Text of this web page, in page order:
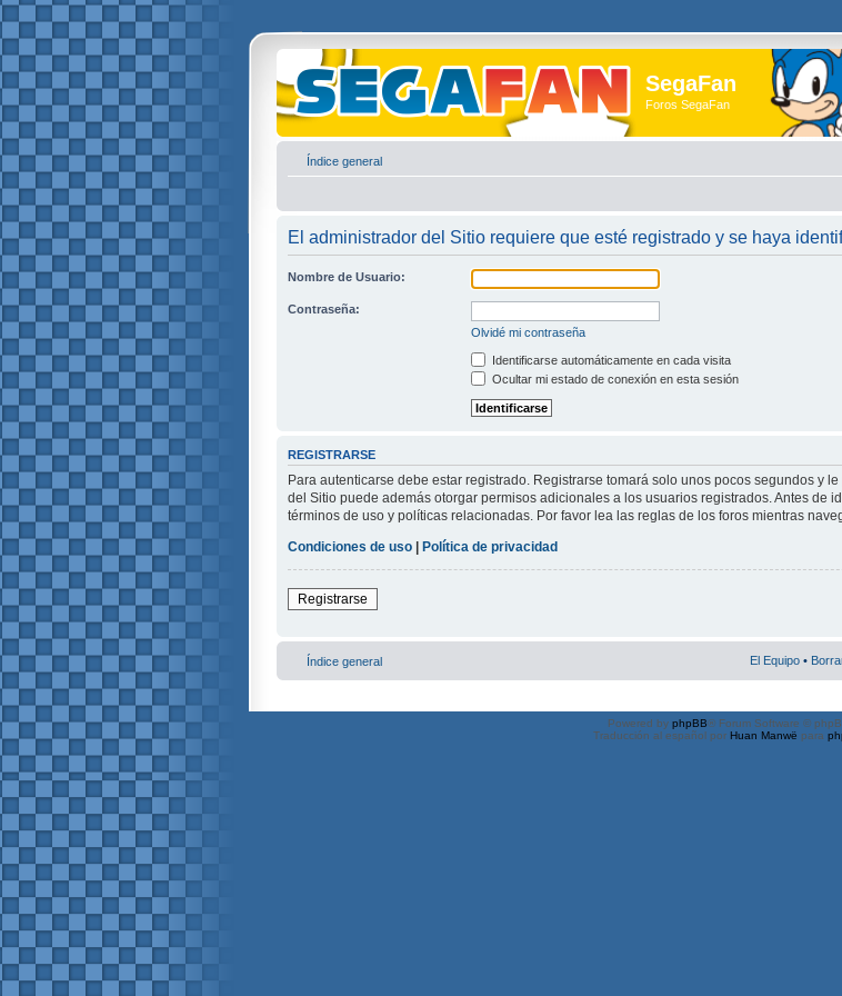
SegaFan
Foros SegaFan
Índice general
El administrador del Sitio requiere que esté registrado y se haya
Nombre de Usuario:
Contraseña:
Olvidé mi contraseña
Identificarse automáticamente en cada visita
Ocultar mi estado de conexión en esta sesión
REGISTRARSE
Para autenticarse debe estar registrado. Registrarse tomará solo unos pocos segundos y
del Sitio puede además otorgar permisos adicionales a los usuarios registrados. Antes de
términos de uso y políticas relacionadas. Por favor lea las reglas de los foros mientras
Condiciones de uso
Política de privacidad
Registrarse
Índice general El Equipo •
Powered by phpBB® Forum Software ©
Traducción al español por Huan Manwë para